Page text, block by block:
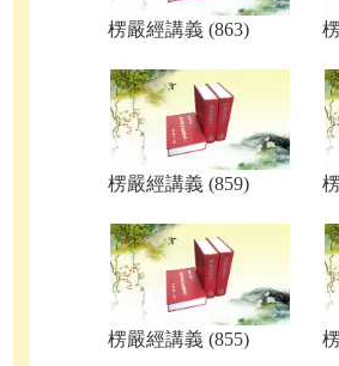
楞嚴經講義 (863)
楞嚴經講義 (859)
楞嚴經講義 (855)